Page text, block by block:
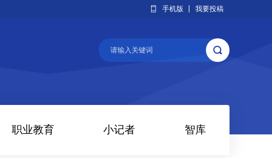
手机版 我要投稿
职业教育 小记者 智库